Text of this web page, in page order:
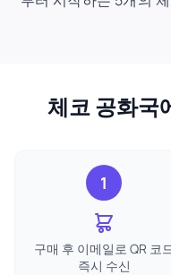
체코 공화국
1
구매 후 이메일로 QR 코
즉시 수신